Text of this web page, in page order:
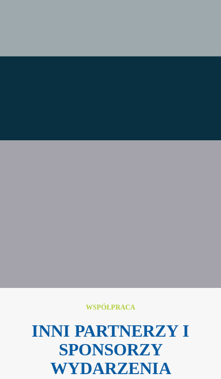
WSPÓŁPRACA
INNI PARTNERZY I
SPONSORZY
WYDARZENIA